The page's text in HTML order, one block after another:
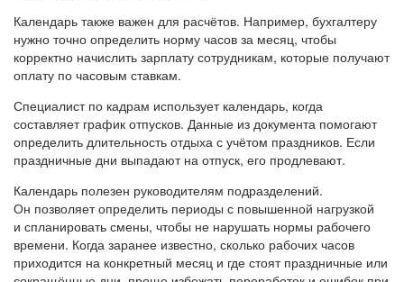
Календарь также важен для расчётов. Например, бухгалтеру
нужно точно определить норму часов за месяц, чтобы
корректно начислить зарплату сотрудникам, которые получают
оплату по часовым ставкам.
Специалист по кадрам использует календарь, когда
составляет график отпусков. Данные из документа помогают
определить длительность отдыха с учётом праздников. Если
праздничные дни выпадают на отпуск, его продлевают.
Календарь полезен руководителям подразделений.
Он позволяет определить периоды с повышенной нагрузкой
и спланировать смены, чтобы не нарушать нормы рабочего
времени. Когда заранее известно, сколько рабочих часов
приходится на конкретный месяц и где стоят праздничные или